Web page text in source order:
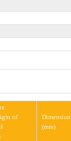
of
Dimension
(mm)